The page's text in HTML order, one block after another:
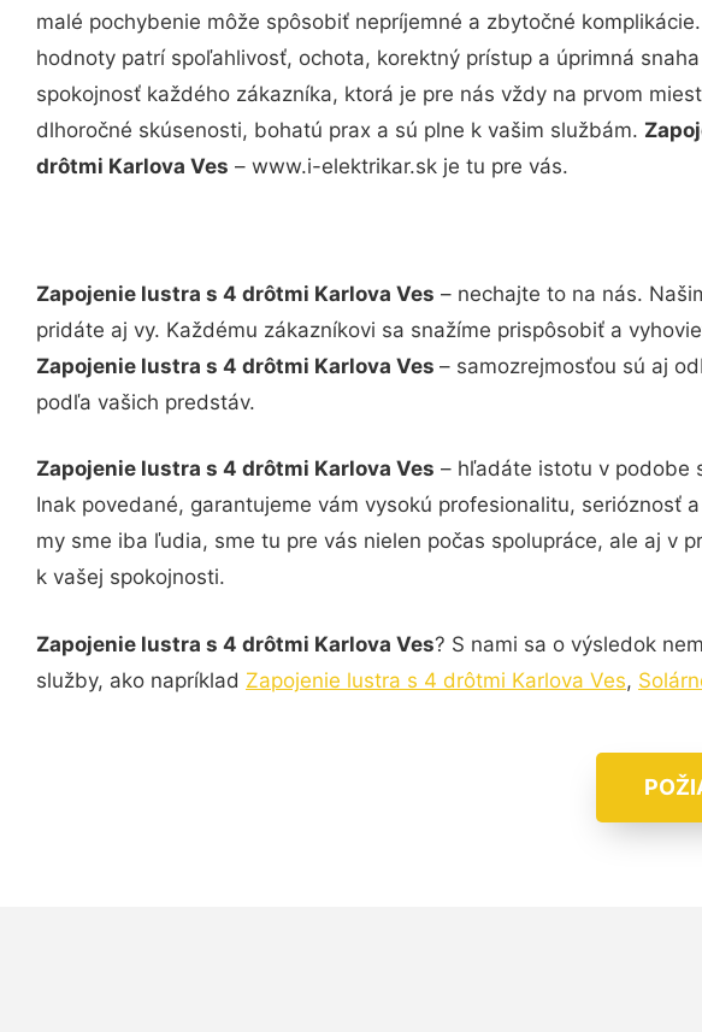
malé pochybenie môže spôsobiť nepríjemné a zbytočné
hodnoty patrí spoľahlivosť, ochota, korektný prístup a úprimná
spokojnosť každého zákazníka, ktorá je pre nás vždy na prvom
dlhoročné skúsenosti, bohatú prax a sú plne k vašim službám.
drôtmi Karlova Ves – www.i-elektrikar.sk je tu pre vás.
Zapojenie lustra s 4 drôtmi Karlova Ves – nechajte to na nás.
pridáte aj vy. Každému zákazníkovi sa snažíme prispôsobiť a
Zapojenie lustra s 4 drôtmi Karlova Ves – samozrejmosťou sú aj
podľa vašich predstáv.
Zapojenie lustra s 4 drôtmi Karlova Ves – hľadáte istotu v podobe
Inak povedané, garantujeme vám vysokú profesionalitu, serióznosť
my sme iba ľudia, sme tu pre vás nielen počas spolupráce, ale aj v
k vašej spokojnosti.
Zapojenie lustra s 4 drôtmi Karlova Ves? S nami sa o výsledok
služby, ako napríklad Zapojenie lustra s 4 drôtmi Karlova Ves,